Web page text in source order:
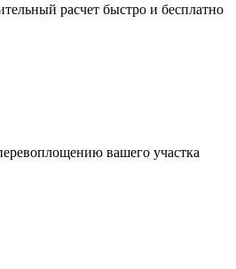
расчет быстро и бесплатно
вашего участка